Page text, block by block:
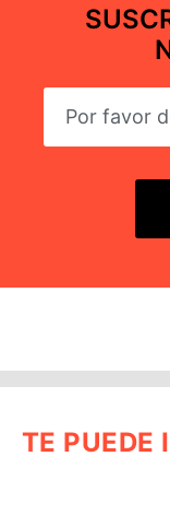
TE PUEDE